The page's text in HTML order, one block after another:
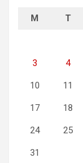
M T
3 4
10 11
17 18
24 25
31